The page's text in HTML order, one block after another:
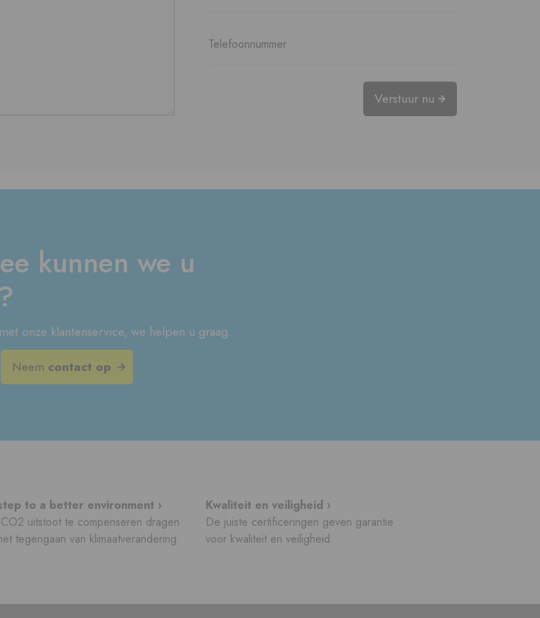
Verstuur nu
kunnen we u
onze klantenservice, we helpen u graag.
Neem contact op
to a better environment ›
uitstoot te compenseren dragen
tegengaan van klimaatverandering.
Kwaliteit en veiligheid ›
De juiste certificeringen geven garantie
voor kwaliteit en veiligheid.